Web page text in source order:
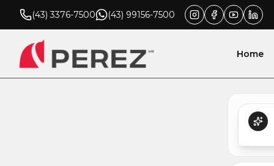
(43) 3376-7500 (43) 99156-7500
Home